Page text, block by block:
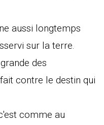
aussi longtemps
sur la terre.
des
contre le destin qui
comme au